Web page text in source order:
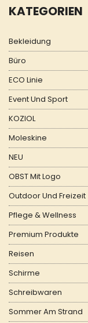
KATEGORIEN
Bekleidung
Büro
ECO Linie
Event Und Sport
KOZIOL
Moleskine
NEU
OBST Mit Logo
Outdoor Und Freizeit
Pflege & Wellness
Premium Produkte
Reisen
Schirme
Schreibwaren
Sommer Am Strand